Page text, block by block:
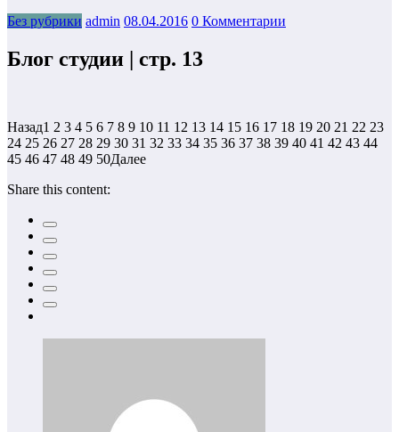
Без рубрики admin 08.04.2016 0 Комментарии
Блог студии | стр. 13
Назад1 2 3 4 5 6 7 8 9 10 11 12 13 14 15 16 17 18 19 20 21 22 23
24 25 26 27 28 29 30 31 32 33 34 35 36 37 38 39 40 41 42 43 44
45 46 47 48 49 50Далее
Share this content: